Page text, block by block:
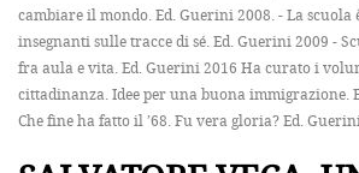
cambiare il mondo. Ed. Guerini 2008. - La
insegnanti sulle tracce di sé. Ed. Guerini 2009 -
fra aula e vita. Ed. Guerini 2016 Ha curato i
cittadinanza. Idee per una buona immigrazione.
Che fine ha fatto il ’68. Fu vera gloria? Ed.